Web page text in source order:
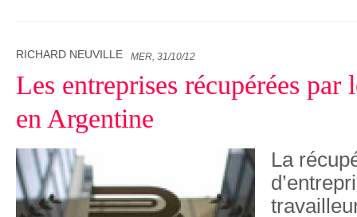
RICHARD NEUVILLE MER, 31/10/12
Les entreprises récupérées par
en Argentine
La